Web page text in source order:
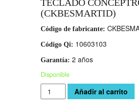
TECLADO
(CKBESMARTID)
Código de fabricante:
Código Qi: 10603103
Garantía: 2 años
Disponible
Cantidad Añadir al carrito